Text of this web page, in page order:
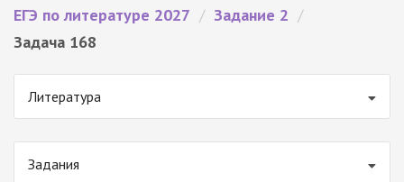
ЕГЭ по литературе 2027 / Задание 2 /
Задача 168
Литература
Задания